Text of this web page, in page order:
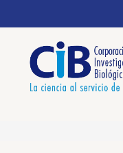
contenido